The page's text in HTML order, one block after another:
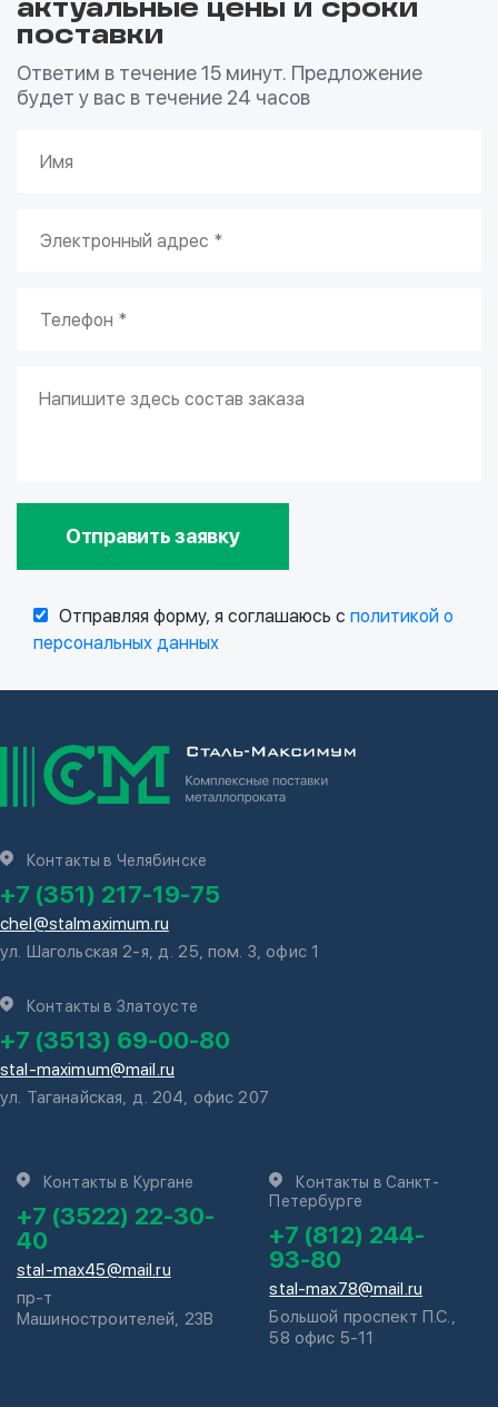
актуальные цены и сроки
поставки
Ответим в течение 15 минут. Предложение
будет у вас в течение 24 часов
Отправить заявку
Отправляя форму, я соглашаюсь с политикой о
персональных данных
Контакты в Челябинске
+7 (351) 217-19-75
chel@stalmaximum.ru
ул. Шагольская 2-я, д. 25, пом. 3, офис 1
Контакты в Златоусте
+7 (3513) 69-00-80
stal-maximum@mail.ru
ул. Таганайская, д. 204, офис 207
Контакты в Кургане
+7 (3522) 22-30-
40
stal-max45@mail.ru
пр-т
Машиностроителей, 23В
Контакты в Санкт-
Петербурге
+7 (812) 244-
93-80
stal-max78@mail.ru
Большой проспект П.С.,
58 офис 5-11